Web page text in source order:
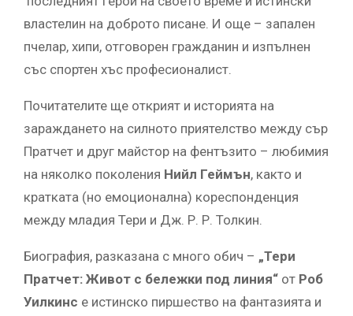
властелин на доброто писане. И още – запален
пчелар, хипи, отговорен гражданин и изпълнен
със спортен хъс професионалист.
Почитателите ще открият и историята на
зараждането на силното приятелство между сър
Пратчет и друг майстор на фентъзито – любимия
на няколко поколения Нийл Геймън, както и
кратката (но емоционална) кореспонденция
между младия Тери и Дж. Р. Р. Толкин.
Биография, разказана с много обич – „Тери
Пратчет: Живот с бележки под линия“ от Роб
Уилкинс е истинско пиршество на фантазията и